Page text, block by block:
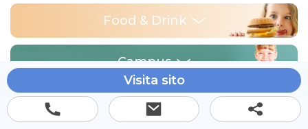
Food & Drink
Campus
Tempo libero
Visita sito